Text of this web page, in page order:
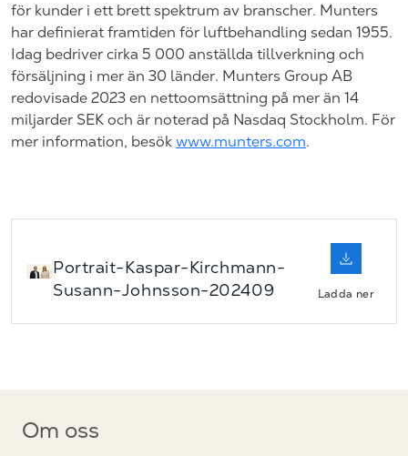
för kunder i ett brett spektrum av branscher. Munters
har definierat framtiden för luftbehandling sedan 1955.
Idag bedriver cirka 5 000 anställda tillverkning och
försäljning i mer än 30 länder. Munters Group AB
redovisade 2023 en nettoomsättning på mer än 14
miljarder SEK och är noterad på Nasdaq Stockholm. För
mer information, besök www.munters.com.
Portrait-Kaspar-Kirchmann-
Susann-Johnsson-202409
Ladda ner
Om oss